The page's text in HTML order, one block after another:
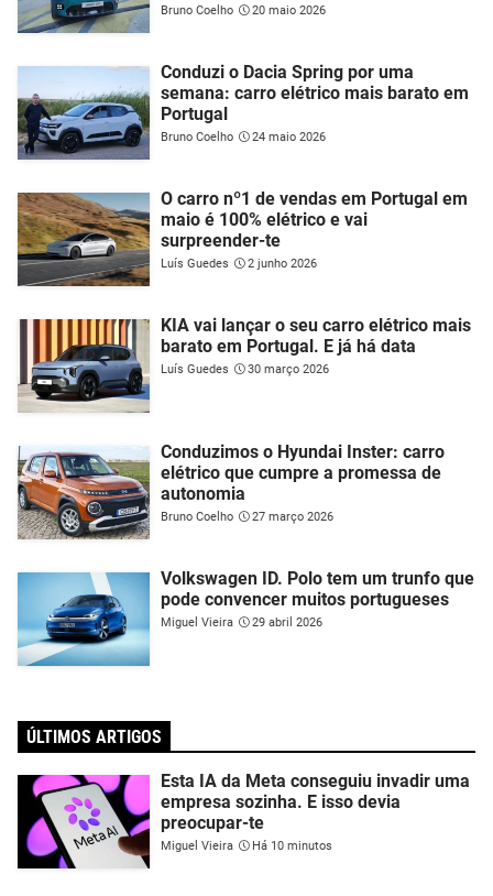
Bruno Coelho 20 maio 2026
Conduzi o Dacia Spring por uma
semana: carro elétrico mais barato em
Portugal
Bruno Coelho 24 maio 2026
O carro nº1 de vendas em Portugal em
maio é 100% elétrico e vai
surpreender-te
Luís Guedes 2 junho 2026
KIA vai lançar o seu carro elétrico mais
barato em Portugal. E já há data
Luís Guedes 30 março 2026
Conduzimos o Hyundai Inster: carro
elétrico que cumpre a promessa de
autonomia
Bruno Coelho 27 março 2026
Volkswagen ID. Polo tem um trunfo que
pode convencer muitos portugueses
Miguel Vieira 29 abril 2026
ÚLTIMOS ARTIGOS
Esta IA da Meta conseguiu invadir uma
empresa sozinha. E isso devia
preocupar-te
Miguel Vieira Há 10 minutos